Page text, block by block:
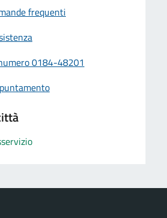
frequenti
0184-48201